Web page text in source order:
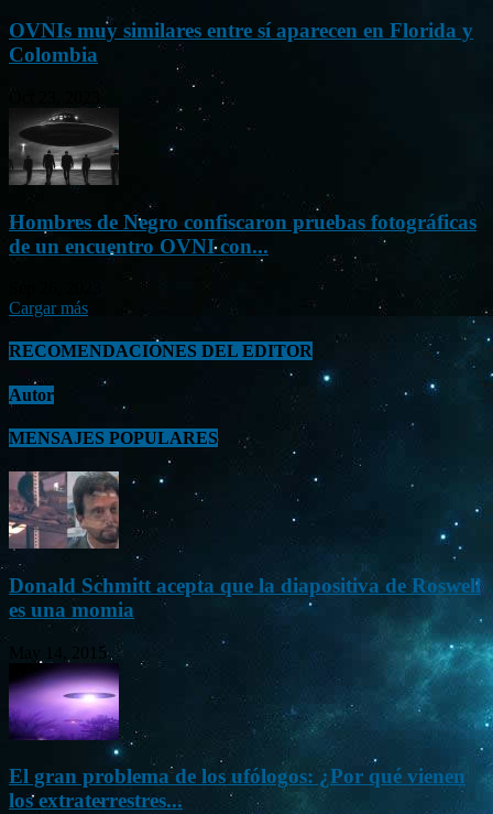
OVNIs muy similares entre sí aparecen en Florida y
Colombia
Hombres de Negro confiscaron pruebas fotográficas
de un encuentro OVNI con...
Cargar más
RECOMENDACIONES DEL EDITOR
Autor
MENSAJES POPULARES
Donald Schmitt acepta que la diapositiva de Roswell
es una momia
May 14, 2015
El gran problema de los ufólogos: ¿Por qué vienen
los extraterrestres...